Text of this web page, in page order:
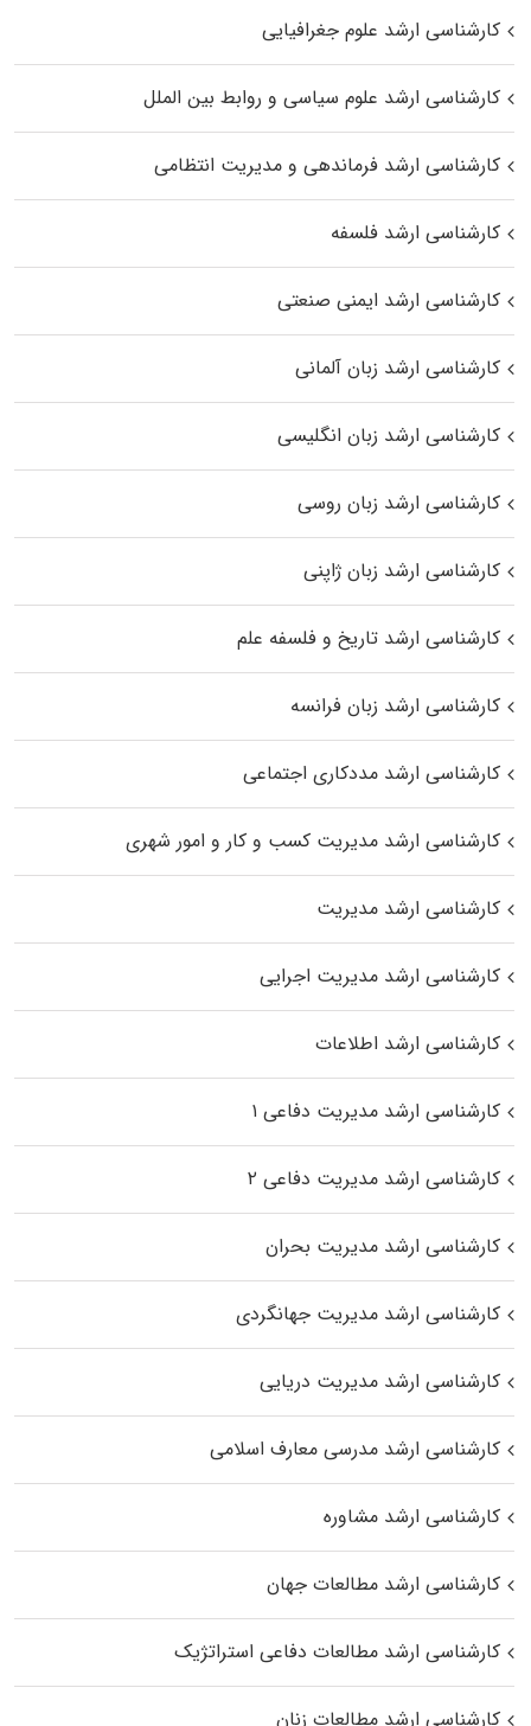
کارشناسی ارشد علوم جغرافیایی
کارشناسی ارشد علوم سیاسی و روابط بین الملل
کارشناسی ارشد فرماندهی و مدیریت انتظامی
کارشناسی ارشد فلسفه
کارشناسی ارشد ایمنی صنعتی
کارشناسی ارشد زبان آلمانی
کارشناسی ارشد زبان انگلیسی
کارشناسی ارشد زبان روسی
کارشناسی ارشد زبان ژاپنی
کارشناسی ارشد تاریخ و فلسفه علم
کارشناسی ارشد زبان فرانسه
کارشناسی ارشد مددکاری اجتماعی
کارشناسی ارشد مدیریت کسب و کار و امور شهری
کارشناسی ارشد مدیریت
کارشناسی ارشد مدیریت اجرایی
کارشناسی ارشد اطلاعات
کارشناسی ارشد مدیریت دفاعی ۱
کارشناسی ارشد مدیریت دفاعی ۲
کارشناسی ارشد مدیریت بحران
کارشناسی ارشد مدیریت جهانگردی
کارشناسی ارشد مدیریت دریایی
کارشناسی ارشد مدرسی معارف اسلامی
کارشناسی ارشد مشاوره
کارشناسی ارشد مطالعات جهان
کارشناسی ارشد مطالعات دفاعی استراتژیک
کارشناسی ارشد مطالعات زنان